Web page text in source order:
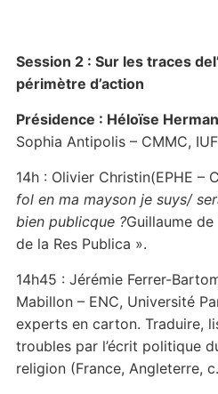
Session 2 : Sur les traces de
périmètre d’action
Présidence : Héloïse
Sophia Antipolis – CMMC,
14h : Olivier Christin(EPHE –
fol en ma mayson je suys/
bien publicque ?Guillaume
de la Res Publica ».
14h45 : Jérémie Ferrer-
Mabillon – ENC, Université
experts en carton. Traduire,
troubles par l’écrit politique
religion (France, Angleterre,